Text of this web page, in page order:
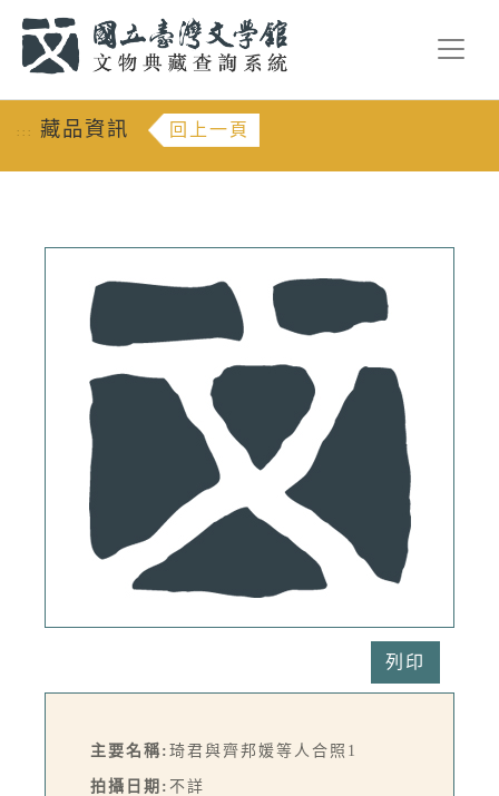
::: 藏品資訊 回上一頁
列印
主要名稱: 琦君與齊邦媛等人合照1
拍攝日期: 不詳